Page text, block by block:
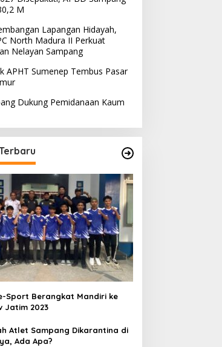
Dukung
Kaum LGBT
PPD Desak PLN Madura
Evaluasi Program Lisdes
Sumenep, Ini Sebabnya
M
Lapangan Hidayah,
North Madura II Perkuat
Nelayan Sampang
APHT Sumenep Tembus Pasar
Dukung Pemidanaan Kaum
Sport Berangkat Mandiri ke
Jatim 2023
Atlet Sampang Dikarantina di
Ada Apa?